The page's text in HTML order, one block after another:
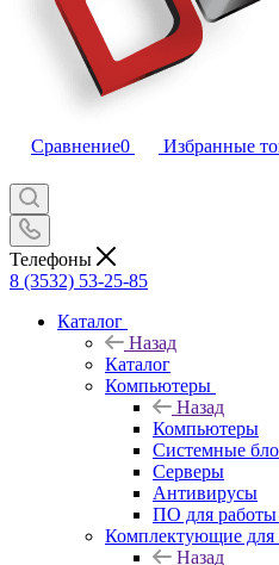
Сравнение0 Избранные
Телефоны
8 (3532) 53-25-85
Каталог
Назад
Каталог
Компьютеры
Назад
Компьютеры
Системные
Серверы
Антивирусы
ПО для
Комплектующие
Назад